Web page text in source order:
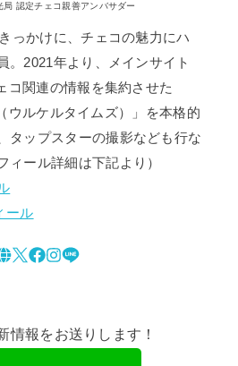
局 認定チェコ親善アンバサダー
っかけに、チェコの魅力にハ
。2021年より、メインサイト
コ関連の情報を集約させた
ウルケルタイムズ）」を本格的
タップスターの撮影なども行な
ィール詳細は下記より）
ール
情報をお送りします！